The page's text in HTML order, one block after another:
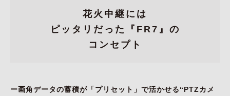
花火中継には
ピッタリだった『FR7』の
コンセプト
ー画角データの蓄積が「プリセット」で活かせる“PTZカメ